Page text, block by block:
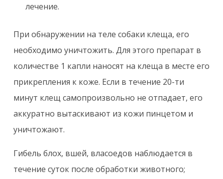
лечение.
При обнаружении на теле собаки клеща, его
необходимо уничтожить. Для этого препарат в
количестве 1 капли наносят на клеща в месте его
прикрепления к коже. Если в течение 20-ти
минут клещ самопроизвольно не отпадает, его
аккуратно вытаскивают из кожи пинцетом и
уничтожают.
Гибель блох, вшей, власоедов наблюдается в
течение суток после обработки животного;